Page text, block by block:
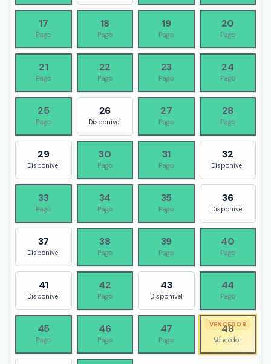
17
Pago
18
Pago
19
Pago
20
Pago
21
Pago
22
Pago
23
Pago
24
Pago
25
Pago
26
Disponivel
27
Pago
28
Pago
29
Disponivel
30
Pago
31
Pago
32
Disponivel
33
Pago
34
Pago
35
Pago
36
Disponivel
37
Disponivel
38
Pago
39
Pago
40
Pago
41
Disponivel
42
Pago
43
Disponivel
44
Pago
45
Pago
46
Pago
47
Pago
VENCEDOR
48
Vencedor